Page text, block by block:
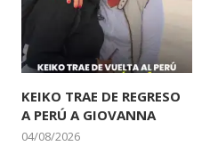
KEIKO TRAE DE REGRESO
A PERÚ A GIOVANNA
04/08/2026